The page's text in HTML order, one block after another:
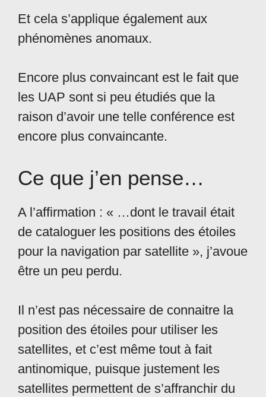
Et cela s’applique également aux
phénomènes anomaux.
Encore plus convaincant est le fait que
les UAP sont si peu étudiés que la
raison d’avoir une telle conférence est
encore plus convaincante.
Ce que j’en pense…
A l’affirmation : « …dont le travail était
de cataloguer les positions des étoiles
pour la navigation par satellite », j’avoue
être un peu perdu.
Il n’est pas nécessaire de connaitre la
position des étoiles pour utiliser les
satellites, et c’est même tout à fait
antinomique, puisque justement les
satellites permettent de s’affranchir du